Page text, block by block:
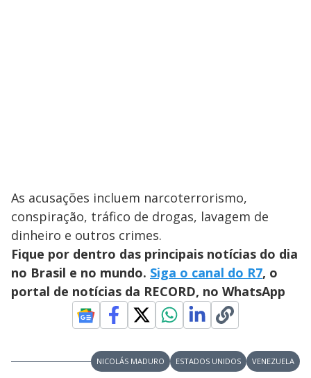
As acusações incluem narcoterrorismo,
conspiração, tráfico de drogas, lavagem de
dinheiro e outros crimes.
Fique por dentro das principais notícias do dia
no Brasil e no mundo. Siga o canal do R7, o
portal de notícias da RECORD, no WhatsApp
NICOLÁS MADURO ESTADOS UNIDOS VENEZUELA